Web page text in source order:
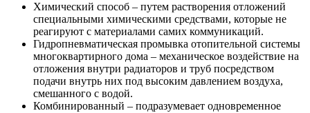
Химический способ – путем растворения отложений
специальными химическими средствами, которые не
реагируют с материалами самих коммуникаций.
Гидропневматическая промывка отопительной системы
многоквартирного дома – механическое воздействие на
отложения внутри радиаторов и труб посредством
подачи внутрь них под высоким давлением воздуха,
смешанного с водой.
Комбинированный – подразумевает одновременное